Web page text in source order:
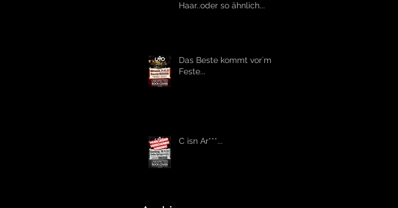
Haar..oder so ähnlich...
Das Beste kommt vor´m
Feste...
C isn Ar***...